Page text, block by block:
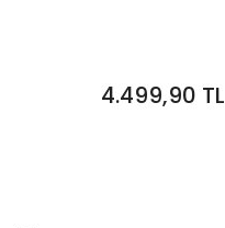
4.499,90 TL